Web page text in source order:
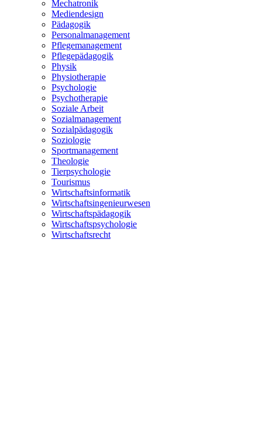
Mechatronik
Mediendesign
Pädagogik
Personalmanagement
Pflegemanagement
Pflegepädagogik
Physik
Physiotherapie
Psychologie
Psychotherapie
Soziale Arbeit
Sozialmanagement
Sozialpädagogik
Soziologie
Sportmanagement
Theologie
Tierpsychologie
Tourismus
Wirtschaftsinformatik
Wirtschaftsingenieurwesen
Wirtschaftspädagogik
Wirtschaftspsychologie
Wirtschaftsrecht